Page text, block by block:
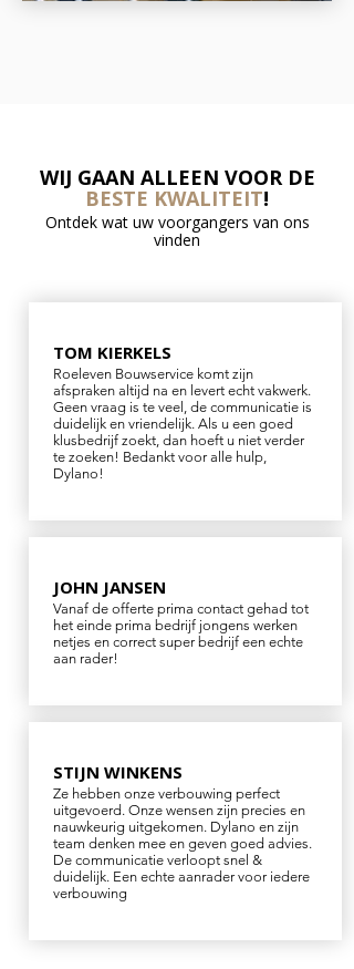
WIJ GAAN ALLEEN VOOR DE
BESTE KWALITEIT!
Ontdek wat uw voorgangers van ons
vinden
TOM KIERKELS
Roeleven Bouwservice komt zijn
afspraken altijd na en levert echt vakwerk.
Geen vraag is te veel, de communicatie is
duidelijk en vriendelijk. Als u een goed
klusbedrijf zoekt, dan hoeft u niet verder
te zoeken! Bedankt voor alle hulp,
Dylano!
JOHN JANSEN
Vanaf de offerte prima contact gehad tot
het einde prima bedrijf jongens werken
netjes en correct super bedrijf een echte
aan rader!
STIJN WINKENS
Ze hebben onze verbouwing perfect
uitgevoerd. Onze wensen zijn precies en
nauwkeurig uitgekomen. Dylano en zijn
team denken mee en geven goed advies.
De communicatie verloopt snel &
duidelijk. Een echte aanrader voor iedere
verbouwing